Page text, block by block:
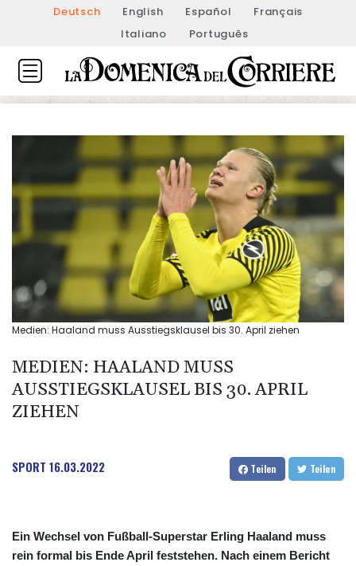
Deutsch English Español
Français
Italiano
Português
Medien: Haaland muss Ausstiegsklausel bis 30. April ziehen
MEDIEN: HAALAND MUSS
AUSSTIEGSKLAUSEL BIS 30. APRIL
ZIEHEN
SPORT 16.03.2022 Teilen Teilen
Ein Wechsel von Fußball-Superstar Erling Haaland muss
rein formal bis Ende April feststehen. Nach einem Bericht